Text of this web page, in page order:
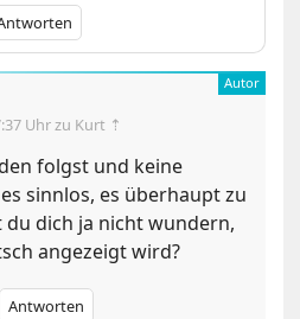
Uhrzu Kurt ⇡
folgst und keine
sinnlos, es überhaupt zu
du dich ja nicht wundern,
angezeigt wird?
Antworten